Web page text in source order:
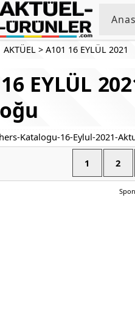
AKTÜEL > A101 16 EYLÜL 2021
EYLÜL
1 2